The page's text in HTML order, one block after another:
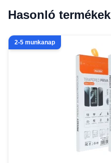
Hasonló termékek
2-5 munkanap